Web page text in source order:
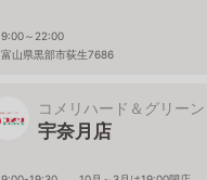
9:00～22:00
富山県黒部市荻生7686
コメリハード＆グリーン
宇奈月店